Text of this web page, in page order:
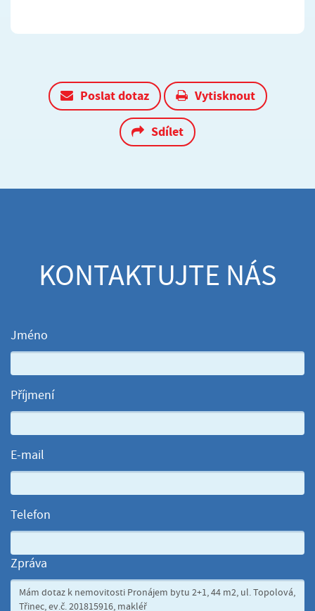
Poslat dotaz Vytisknout
Sdílet
KONTAKTUJTE NÁS
Jméno
Příjmení
E-mail
Telefon
Zpráva